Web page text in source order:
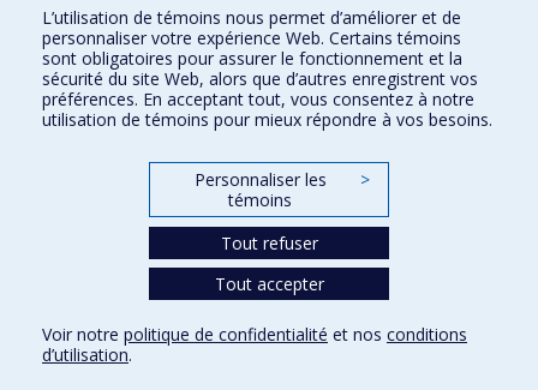
Plan du site
Signaler une erreur
Accessibilité
FACULTÉ DES ARTS ET DES SCIENCES
Nos départements et écoles
Conditions d’utilisation
L’utilisation de témoins nous permet d’améliorer et de
personnaliser votre expérience Web. Certains témoins
sont obligatoires pour assurer le fonctionnement et la
sécurité du site Web, alors que d’autres enregistrent vos
préférences. En acceptant tout, vous consentez à notre
utilisation de témoins pour mieux répondre à vos besoins.
Personnaliser les
témoins
>
Tout refuser
Tout accepter
Voir notre politique de confidentialité et nos conditions
d’utilisation.